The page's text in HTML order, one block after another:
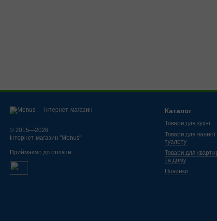
© 2015—2026
Інтернет-магазин "Monus"
Приймаємо до оплати
Каталог
Товари для кухні
Товари для ванної
туалету
Товари для
та дому
Новинки